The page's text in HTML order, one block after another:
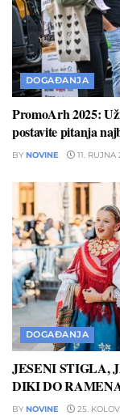
DOGAĐANJA
PromoArh 2025:
postavite pitanja
BY NOVINE 11. RUJNA
DOGAĐANJA
JESENI STIGLA,
DIKI DO
BY NOVINE 25.